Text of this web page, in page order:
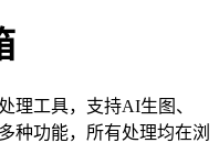
理工具，支持AI生图、
种功能，所有处理均在浏